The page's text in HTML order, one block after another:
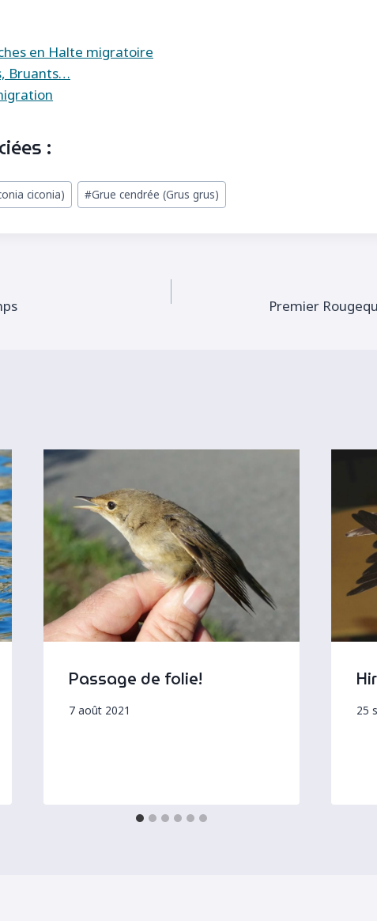
en Halte migratoire
Bruants…
:
ciconia) #Grue cendrée (Grus grus)
Premier
Passage de folie!
7 août 2021 25